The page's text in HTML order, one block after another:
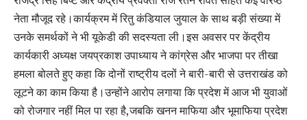
नेता मौजूद रहे।कार्यक्रम में रितु कंडियाल जुयाल के साथ बड़ी संख्या में
उनके समर्थकों ने भी यूकेडी की सदस्यता ली।इस अवसर पर केंद्रीय
कार्यकारी अध्यक्ष जयप्रकाश उपाध्याय ने कांग्रेस और भाजपा पर तीखा
हमला बोलते हुए कहा कि दोनों राष्ट्रीय दलों ने बारी-बारी से उत्तराखंड को
लूटने का काम किया है।उन्होंने आरोप लगाया कि प्रदेश में आज भी युवाओं
को रोजगार नहीं मिल पा रहा है,जबकि खनन माफिया और भूमाफिया प्रदेश